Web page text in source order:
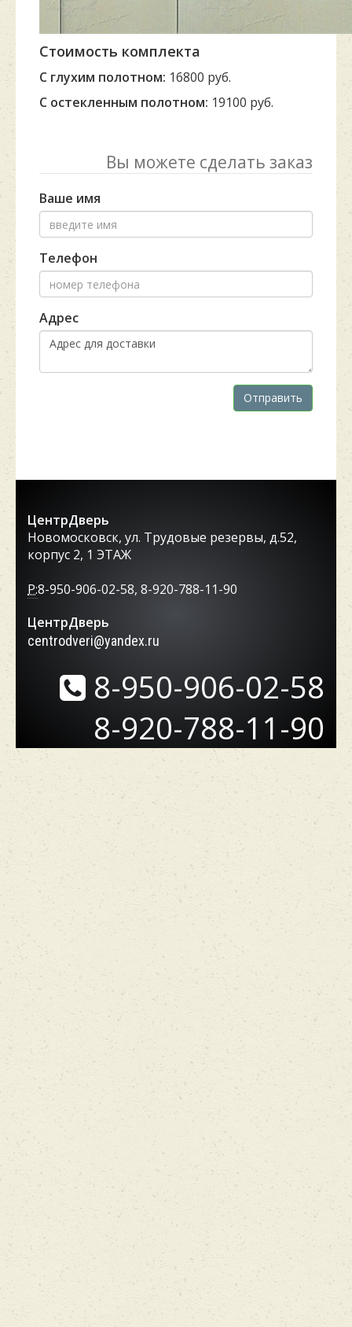
Стоимость комплекта
С глухим полотном: 16800 руб.
С остекленным полотном: 19100 руб.
Вы можете сделать заказ
Ваше имя
Телефон
Адрес
Отправить
ЦентрДверь
Новомосковск, ул. Трудовые резервы, д.52,
корпус 2, 1 ЭТАЖ
P:8-950-906-02-58, 8-920-788-11-90
ЦентрДверь
centrodveri@yandex.ru
8-950-906-02-58
8-920-788-11-90